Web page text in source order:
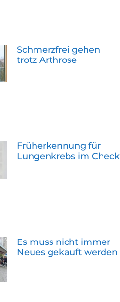
Schmerzfrei gehen
trotz Arthrose
Früherkennung für
Lungenkrebs im Check
Es muss nicht immer
Neues gekauft werden